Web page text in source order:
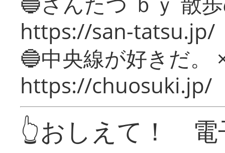
https://san-tatsu.jp/
🔵中央線が好きだ。
https://chuosuki.jp/
👆おしえて！ 電